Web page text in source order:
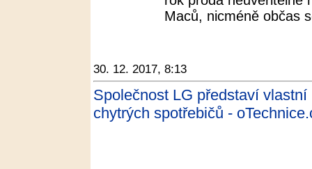
Maců, nicméně občas
30. 12. 2017, 8:13
Společnost LG představí
chytrých spotřebičů -